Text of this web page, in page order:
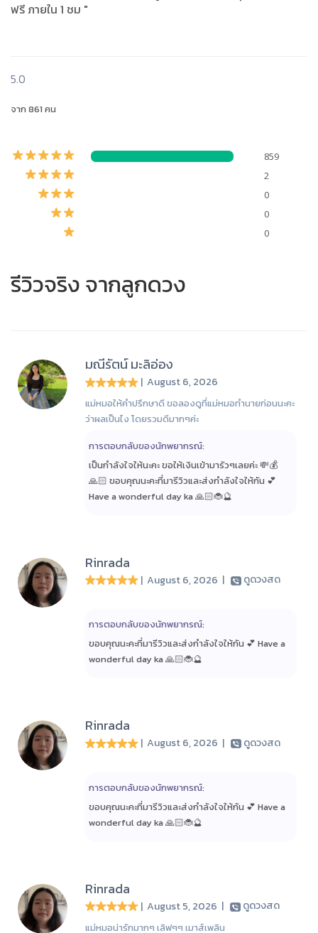
ฟรี ภายใน 1 ชม "
5.0
จาก 861 คน
859
2
0
0
0
รีวิวจริง จากลูกดวง
มณีรัตน์ มะลิอ่อง
| August 6, 2026
แม่หมอให้คำปรึกษาดี ขอลองดูที่แม่หมอทำนายก่อนนะคะ
ว่าผลเป็นไง โดยรวมดีมากๆค่ะ
การตอบกลับของนักพยากรณ์:
เป็นกำลังใจให้นะคะ ขอให้เงินเข้ามารัวๆเลยค่ะ 💸💰
🙏🏻 ขอบคุณนะคะที่มารีวิวและส่งกำลังใจให้กัน 💕
Have a wonderful day ka 🙏🏻🐞🔮
Rinrada
| August 6, 2026 | ดูดวงสด
การตอบกลับของนักพยากรณ์:
ขอบคุณนะคะที่มารีวิวและส่งกำลังใจให้กัน 💕 Have a
wonderful day ka 🙏🏻🐞🔮
Rinrada
| August 6, 2026 | ดูดวงสด
การตอบกลับของนักพยากรณ์:
ขอบคุณนะคะที่มารีวิวและส่งกำลังใจให้กัน 💕 Have a
wonderful day ka 🙏🏻🐞🔮
Rinrada
| August 5, 2026 | ดูดวงสด
แม่หมอน่ารักมากๆ เลิฟๆๆ เมาส์เพลิน